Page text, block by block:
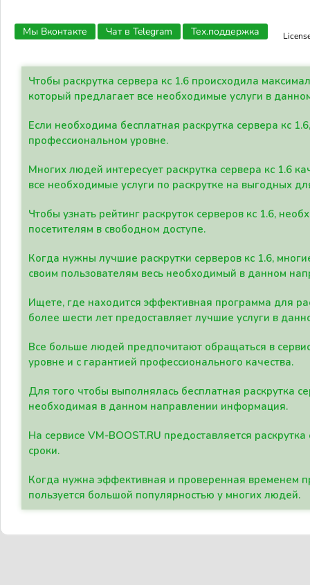
Мы Вконтакте Чат в Telegram Тех.поддержка
Чтобы раскрутка сервера кс 1.6 происходила
который предлагает все необходимые услуги в
Если необходима бесплатная раскрутка сервера кс
профессиональном уровне.
Многих людей интересует раскрутка сервера кс 1.6
все необходимые услуги по раскрутке на выгодных
Чтобы узнать рейтинг раскруток серверов кс 1.6,
посетителям в свободном доступе.
Когда нужны лучшие раскрутки серверов кс 1.6,
своим пользователям весь необходимый в данном
Ищете, где находится эффективная программа для
более шести лет предоставляет лучшие услуги в
Все больше людей предпочитают обращаться в
уровне и с гарантией профессионального качества.
Для того чтобы выполнялась бесплатная раскрутка
необходимая в данном направлении информация.
На сервисе VM-BOOST.RU предоставляется
сроки.
Когда нужна эффективная и проверенная временем
пользуется большой популярностью у многих людей.